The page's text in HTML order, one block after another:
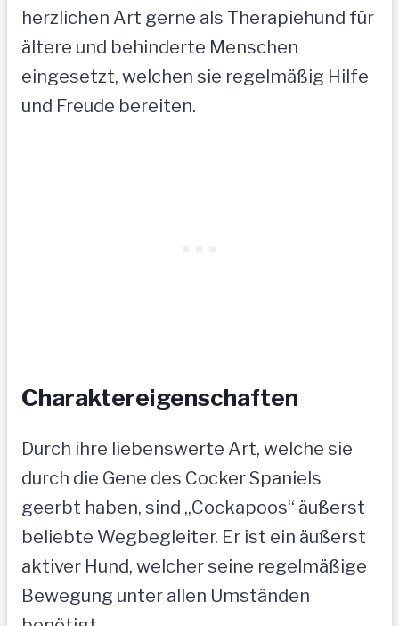
herzlichen Art gerne als Therapiehund für
ältere und behinderte Menschen
eingesetzt, welchen sie regelmäßig Hilfe
und Freude bereiten.
Charaktereigenschaften
Durch ihre liebenswerte Art, welche sie
durch die Gene des Cocker Spaniels
geerbt haben, sind „Cockapoos“ äußerst
beliebte Wegbegleiter. Er ist ein äußerst
aktiver Hund, welcher seine regelmäßige
Bewegung unter allen Umständen